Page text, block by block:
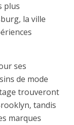
plus
la ville
ses
de mode
trouveront
tandis
marques